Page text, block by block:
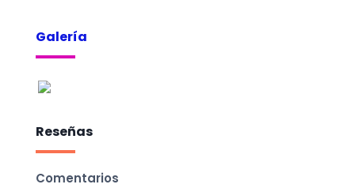
Galería
Reseñas
Comentarios